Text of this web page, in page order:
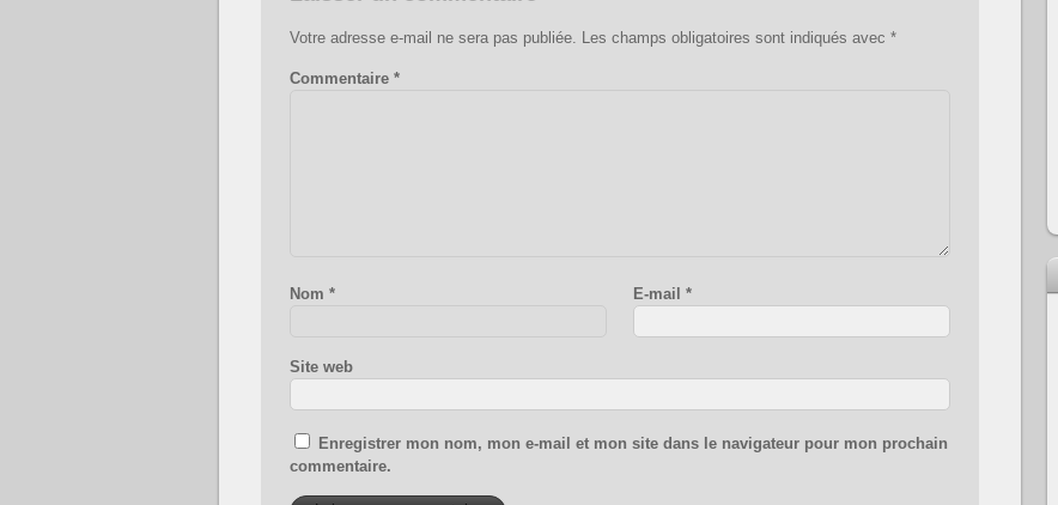
Votre adresse e-mail ne sera pas publiée. Les champs obligatoires sont indiqués avec *
Commentaire *
Nom * E-mail*
Site web
Enregistrer mon nom, mon e-mail et mon site dans le navigateur pour mon prochain
commentaire.